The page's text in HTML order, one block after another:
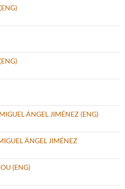
ÁNGEL JIMÉNEZ (ENG)
ÁNGEL JIMÉNEZ
(ENG)